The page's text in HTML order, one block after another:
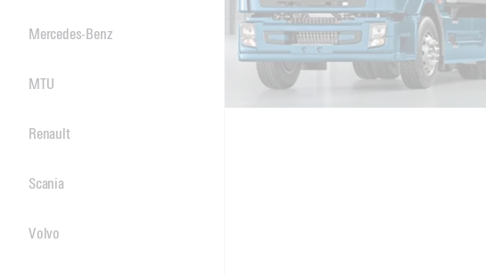
Mercedes-Benz
MTU
Renault
Scania
Volvo